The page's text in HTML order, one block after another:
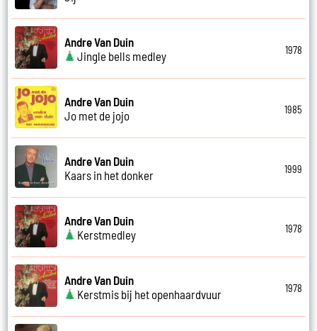
Andre Van Duin
Jingle bells medley
1978
Andre Van Duin
Jo met de jojo
1985
Andre Van Duin
Kaars in het donker
1999
Andre Van Duin
Kerstmedley
1978
Andre Van Duin
Kerstmis bij het openhaardvuur
1978